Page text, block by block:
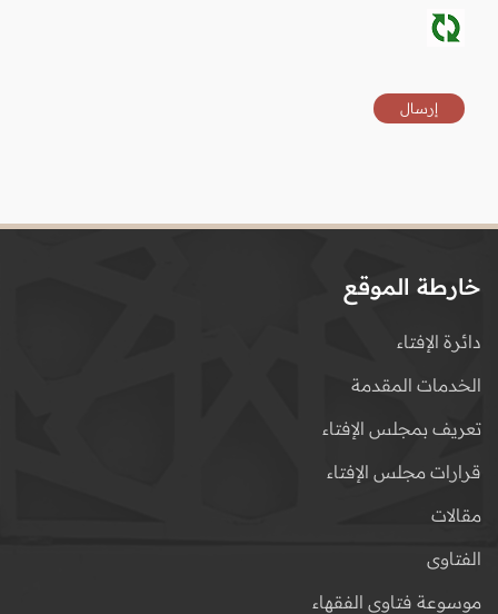
خارطة الموقع
دائرة الإفتاء
الخدمات المقدمة
تعريف بمجلس الإفتاء
قرارات مجلس الإفتاء
مقالات
الفتاوى
موسوعة فتاوى الفقهاء